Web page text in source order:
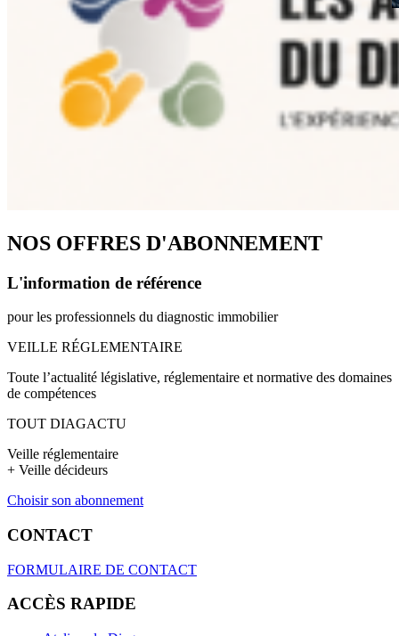
NOS OFFRES D'ABONNEMENT
L'information de référence
pour les professionnels du diagnostic immobilier
VEILLE RÉGLEMENTAIRE
Toute l’actualité législative, réglementaire et normative des domaines
de compétences
TOUT DIAGACTU
Veille réglementaire
+ Veille décideurs
Choisir son abonnement
CONTACT
FORMULAIRE DE CONTACT
ACCÈS RAPIDE